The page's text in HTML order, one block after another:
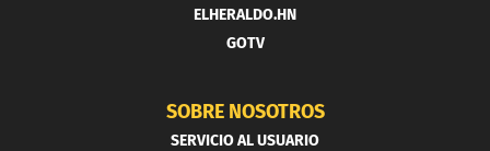
ELHERALDO.HN
GOTV
SOBRE NOSOTROS
SERVICIO AL USUARIO